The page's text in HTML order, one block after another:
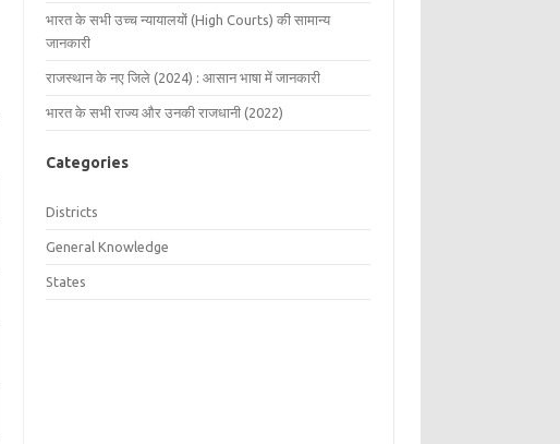
भारत के सभी उच्च न्यायालयों (High Courts) की सामान्य
जानकारी
राजस्थान के नए जिले (2024) : आसान भाषा में जानकारी
भारत के सभी राज्य और उनकी राजधानी (2022)
Categories
Districts
General Knowledge
States